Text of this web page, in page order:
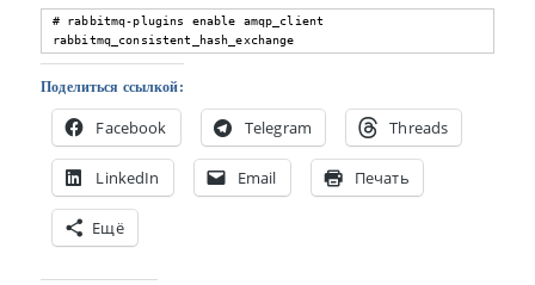
# rabbitmq-plugins enable amqp_client
rabbitmq_consistent_hash_exchange
Поделиться ссылкой:
Facebook Telegram Threads
LinkedIn Email Печать
Ещё